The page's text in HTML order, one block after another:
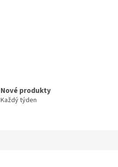
Nové produkty
Každý týden